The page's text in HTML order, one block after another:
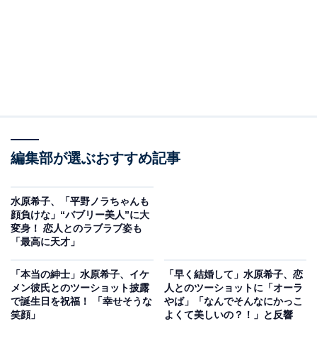
編集部が選ぶおすすめ記事
水原希子、「平野ノラちゃんも
顔負けな」“バブリー美人”に大
変身！ 恋人とのラブラブ姿も
「最高に天才」
「本当の紳士」水原希子、イケ
メン彼氏とのツーショット披露
で誕生日を祝福！ 「幸せそうな
笑顔」
「早く結婚して」水原希子、恋
人とのツーショットに「オーラ
やば」「なんでそんなにかっこ
よくて美しいの？！」と反響